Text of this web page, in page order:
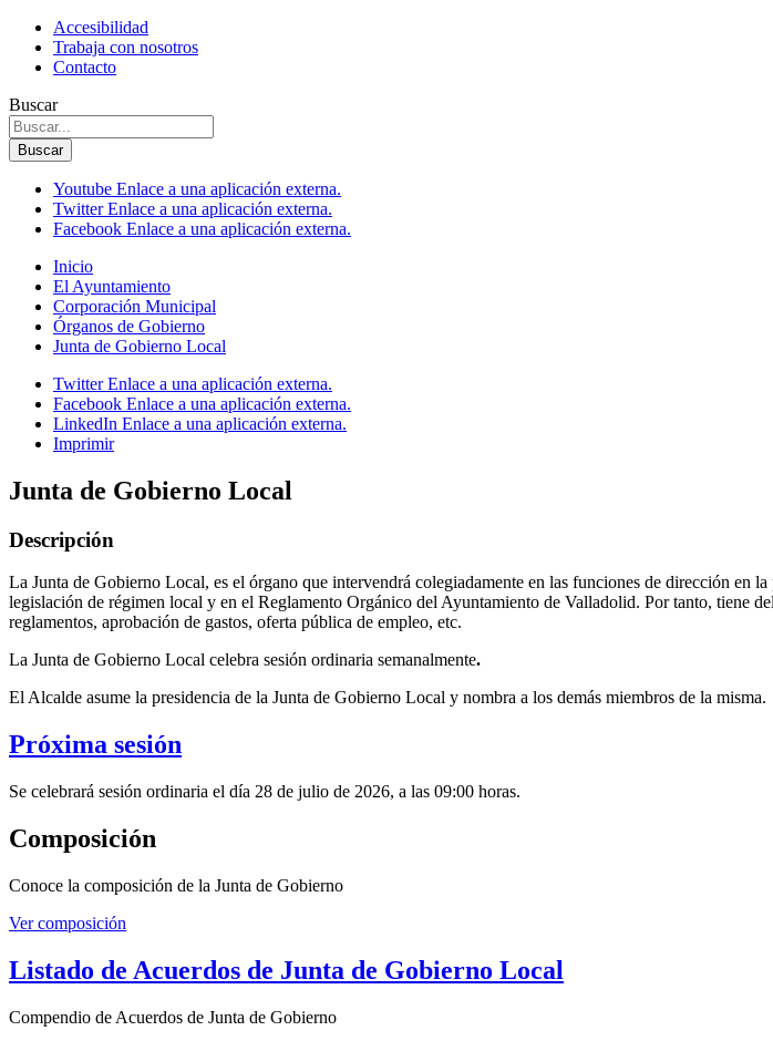
Accesibilidad
Trabaja con nosotros
Contacto
Buscar
Buscar
Youtube Enlace a una aplicación externa.
TwitterEnlace a una aplicación externa.
Facebook Enlace a una aplicación externa.
Inicio
El Ayuntamiento
Corporación Municipal
Órganos de Gobierno
Junta de Gobierno Local
Twitter Enlace a una aplicación externa.
Facebook Enlace a una aplicación externa.
LinkedIn Enlace a una aplicación externa.
Imprimir
Junta de Gobierno Local
Descripción
La Junta de Gobierno Local, es el órgano que intervendrá colegiadamente en las funciones de dirección
legislación de régimen local y en el Reglamento Orgánico del Ayuntamiento de Valladolid. Por tanto, tiene
reglamentos, aprobación de gastos, oferta pública de empleo, etc.
La Junta de Gobierno Local celebra sesión ordinaria semanalmente.
El Alcalde asume la presidencia de la Junta de Gobierno Local y nombra a los demás miembros de la misma.
Próxima sesión
Se celebrará sesión ordinaria el día 28 de julio de 2026, a las 09:00 horas.
Composición
Conoce la composición de la Junta de Gobierno
Ver composición
Listado de Acuerdos de Junta de Gobierno Local
Compendio de Acuerdos de Junta de Gobierno